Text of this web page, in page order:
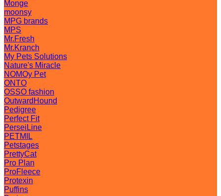
Monge
moonsy
MPG brands
MPS
Mr.Fresh
Mr.Kranch
My Pets Solutions
Nature's Miracle
NOMOy Pet
ONTO
OSSO fashion
OutwardHound
Pedigree
Perfect Fit
PerseiLine
PETMIL
Petstages
PrettyCat
Pro Plan
ProFleece
Protexin
Puffins